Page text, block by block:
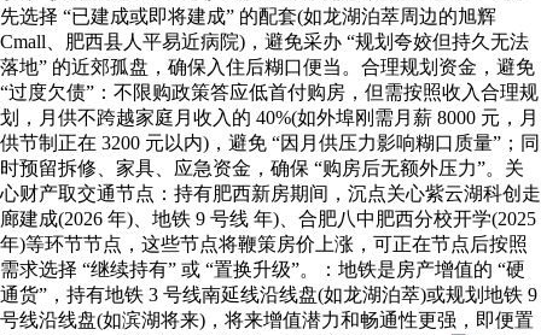
先选择 “已建成或即将建成” 的配套(如龙湖泊萃周边的旭辉
Cmall、肥西县人平易近病院)，避免采办 “规划夸姣但持久无法
落地” 的近郊孤盘，确保入住后糊口便当。合理规划资金，避免
“过度欠债”：不限购政策答应低首付购房，但需按照收入合理规
划，月供不跨越家庭月收入的 40%(如外埠刚需月薪 8000 元，月
供节制正在 3200 元以内)，避免 “因月供压力影响糊口质量”；同
时预留拆修、家具、应急资金，确保 “购房后无额外压力”。关
心财产取交通节点：持有肥西新房期间，沉点关心紫云湖科创走
廊建成(2026 年)、地铁 9 号线 年)、合肥八中肥西分校开学(2025
年)等环节节点，这些节点将鞭策房价上涨，可正在节点后按照
需求选择 “继续持有” 或 “置换升级”。：地铁是房产增值的 “硬
通货”，持有地铁 3 号线南延线沿线盘(如龙湖泊萃)或规划地铁 9
号线沿线盘(如滨湖将来)，将来增值潜力和畅通性更强，即便置